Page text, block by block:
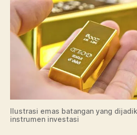
Ilustrasi emas batangan yang
instrumen investasi